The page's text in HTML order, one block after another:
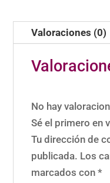
Valoraciones (0)
No hay
Sé el primero en
Tu dirección de
publicada. Los
marcados con*